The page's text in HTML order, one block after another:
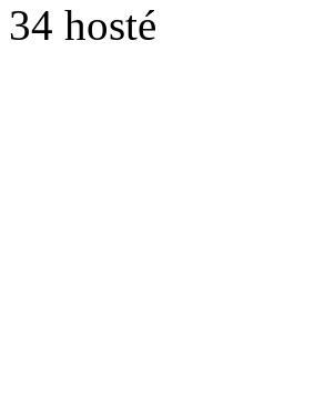
34 hosté